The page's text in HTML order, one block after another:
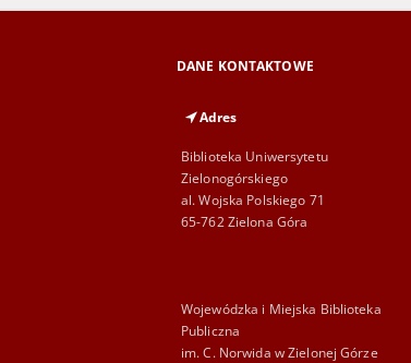
DANE KONTAKTOWE
Adres
Biblioteka Uniwersytetu
Zielonogórskiego
al. Wojska Polskiego 71
65-762 Zielona Góra
Wojewódzka i Miejska Biblioteka
Publiczna
im. C. Norwida w Zielonej Górze